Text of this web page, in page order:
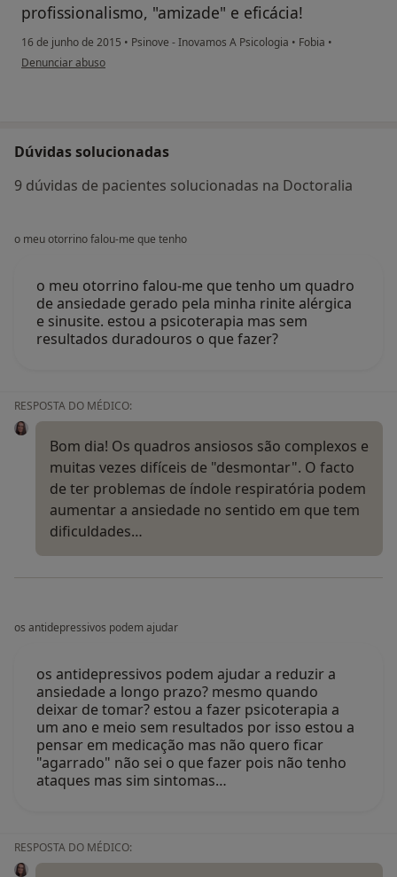
profissionalismo, "amizade" e eficácia!
16 de junho de 2015 • Psinove - Inovamos A Psicologia • Fobia •
na opinião do utilizador usuário
Denunciar abuso
Dúvidas solucionadas
9 dúvidas de pacientes solucionadas na Doctoralia
o meu otorrino falou-me que tenho
o meu otorrino falou-me que tenho um quadro
de ansiedade gerado pela minha rinite alérgica
e sinusite. estou a psicoterapia mas sem
resultados duradouros o que fazer?
RESPOSTA DO MÉDICO:
Bom dia! Os quadros ansiosos são complexos e
muitas vezes difíceis de "desmontar". O facto
de ter problemas de índole respiratória podem
aumentar a ansiedade no sentido em que tem
dificuldades…
os antidepressivos podem ajudar
os antidepressivos podem ajudar a reduzir a
ansiedade a longo prazo? mesmo quando
deixar de tomar? estou a fazer psicoterapia a
um ano e meio sem resultados por isso estou a
pensar em medicação mas não quero ficar
"agarrado" não sei o que fazer pois não tenho
ataques mas sim sintomas…
RESPOSTA DO MÉDICO: